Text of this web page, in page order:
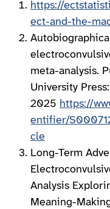
https://
ect-and-the-
meta-analysis.
University
2025 https://
entifier/
cle
Long-Term
Analysis
Meaning-